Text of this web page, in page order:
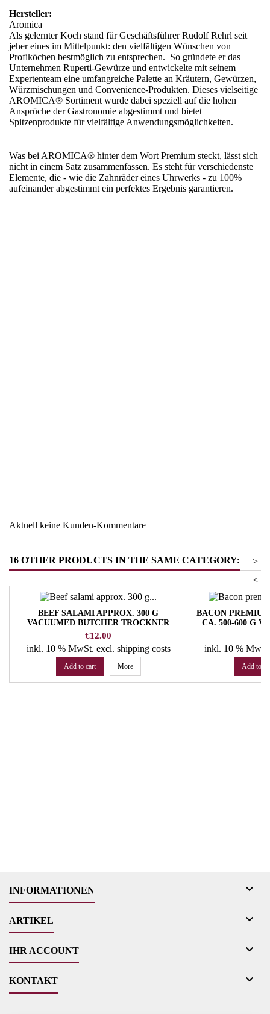
Hersteller:
Aromica
Als gelernter Koch stand für Geschäftsführer Rudolf Rehrl seit
jeher eines im Mittelpunkt: den vielfältigen Wünschen von
Profiköchen bestmöglich zu entsprechen. So gründete er das
Unternehmen Ruperti-Gewürze und entwickelte mit seinem
Expertenteam eine umfangreiche Palette an Kräutern, Gewürzen,
Würzmischungen und Convenience-Produkten. Dieses vielseitige
AROMICA® Sortiment wurde dabei speziell auf die hohen
Ansprüche der Gastronomie abgestimmt und bietet
Spitzenprodukte für vielfältige Anwendungsmöglichkeiten.
Was bei AROMICA® hinter dem Wort Premium steckt, lässt sich
nicht in einem Satz zusammenfassen. Es steht für verschiedenste
Elemente, die - wie die Zahnräder eines Uhrwerks - zu 100%
aufeinander abgestimmt ein perfektes Ergebnis garantieren.
Aktuell keine Kunden-Kommentare
16 OTHER PRODUCTS IN THE SAME CATEGORY:
>
<
BEEF SALAMI APPROX. 300 G
VACUUMED BUTCHER TROCKNER
Price
€12.00
inkl. 10 % MwSt. excl. shipping costs
Add to cart More
BACON
CA. 500-600 G
inkl. 10 %
Add to
INFORMATIONEN 
ARTIKEL 
IHR ACCOUNT 
KONTAKT 